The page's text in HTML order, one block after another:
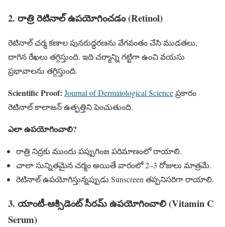
2. రాత్రి రెటినాల్ ఉపయోగించడం (Retinol)
రెటినాల్ చర్మ కణాల పునరుద్ధరణను వేగవంతం చేసి ముడతలు,
దాగిన రేఖలు తగ్గిస్తుంది. ఇది చర్మాన్ని గట్టిగా ఉంచి వయసు
ప్రభావాలను తగ్గిస్తుంది.
Scientific Proof: Journal of Dermatological Scienceప్రకారం
రెటినాల్ కాలాజన్ ఉత్పత్తిని పెంచుతుంది.
ఎలా ఉపయోగించాలి?
రాత్రి నిద్రకు ముందు పప్పుగింజ పరిమాణంలో రాయాలి.
చాలా సున్నితమైన చర్మం అయితే వారంలో 2–3 రోజులు మాత్రమే.
రెటినాల్ ఉపయోగిస్తున్నప్పుడు Sunscreen తప్పనిసరిగా రాయాలి.
3. యాంటీ-ఆక్సిడెంట్ సీరమ్ ఉపయోగించాలి (Vitamin C
Serum)